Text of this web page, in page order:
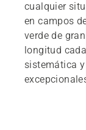
cualquier
en campos
verde de
longitud
sistemática